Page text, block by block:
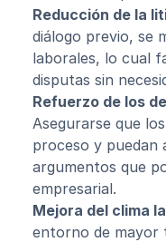
Reducción de la
diálogo previo, se
laborales, lo cual
disputas sin
Refuerzo de los
Asegurarse que
proceso y puedan
argumentos que
empresarial.
Mejora del clima
entorno de mayor